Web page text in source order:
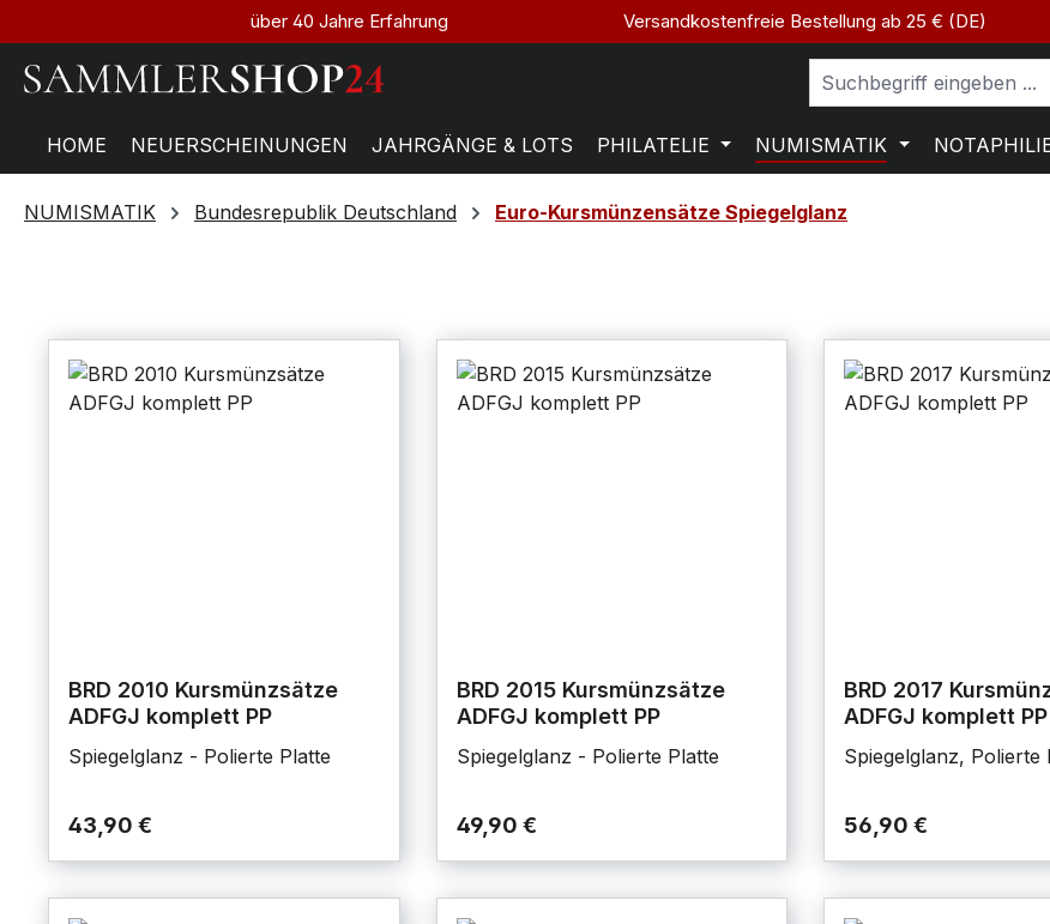
über 40 Jahre Erfahrung Versandkostenfreie Bestellung ab 25 € (DE)
HOME NEUERSCHEINUNGEN JAHRGÄNGE & LOTS PHILATELIE NUMISMATIK
NUMISMATIK Bundesrepublik Deutschland Euro-Kursmünzensätze Spiegelglanz
BRD 2010 Kursmünzsätze
ADFGJ komplett PP
Spiegelglanz - Polierte Platte
43,90 €
BRD 2015 Kursmünzsätze
ADFGJ komplett PP
Spiegelglanz - Polierte Platte
49,90 €
BRD 2017
ADFGJ komplett PP
Spiegelglanz, Polierte
56,90 €